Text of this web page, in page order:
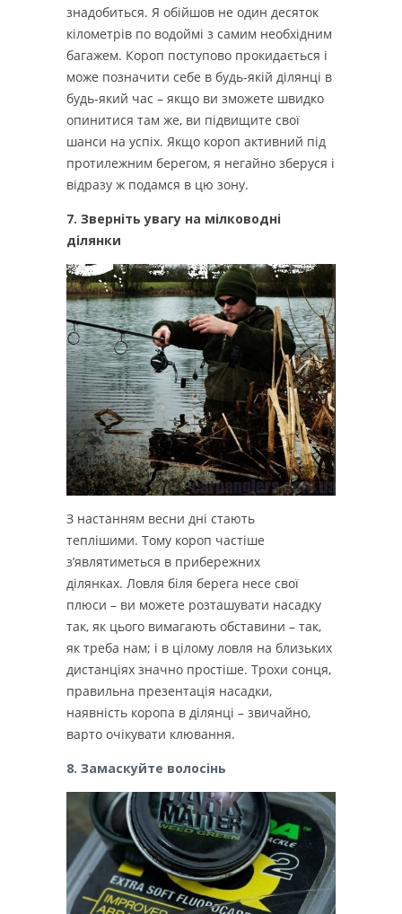
знадобиться. Я обійшов не один десяток
кілометрів по водоймі з самим необхідним
багажем. Короп поступово прокидається і
може позначити себе в будь-якій ділянці в
будь-який час – якщо ви зможете швидко
опинитися там же, ви підвищите свої
шанси на успіх. Якщо короп активний під
протилежним берегом, я негайно зберуся і
відразу ж подамся в цю зону.
7. Зверніть увагу на мілководні
ділянки
З настанням весни дні стають
теплішими. Тому короп частіше
з’являтиметься в прибережних
ділянках. Ловля біля берега несе свої
плюси – ви можете розташувати насадку
так, як цього вимагають обставини – так,
як треба нам; і в цілому ловля на близьких
дистанціях значно простіше. Трохи сонця,
правильна презентація насадки,
наявність коропа в ділянці – звичайно,
варто очікувати клювання.
8. Замаскуйте волосінь